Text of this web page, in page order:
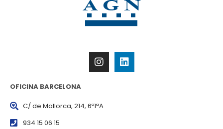
OFICINA BARCELONA
C/ de Mallorca, 214, 6º1ªA
934 15 06 15